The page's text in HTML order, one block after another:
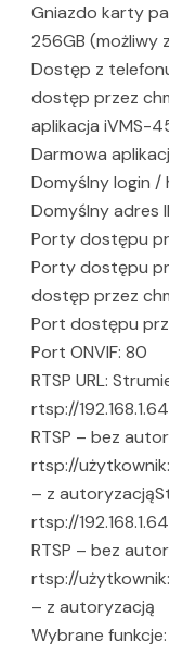
Gniazdo karty
256GB (możliwy
Dostęp z
dostęp przez
aplikacja iVMS-
Darmowa
Domyślny login /
Domyślny adres
Porty dostępu
Porty dostępu
dostęp przez
Port dostępu
Port ONVIF: 80
RTSP URL:
rtsp://
RTSP – bez
rtsp://
– z
rtsp://
RTSP – bez
rtsp://
– z autoryzacją
Wybrane